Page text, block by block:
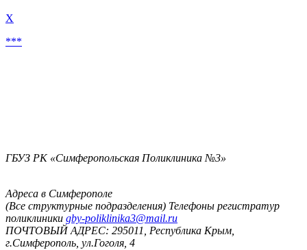
Х
***
ГБУЗ РК «Симферопольская Поликлиника №3»
Адреса в Симферополе
(Все структурные подразделения) Телефоны регистратур
поликлиники gby-poliklinika3@mail.ru
ПОЧТОВЫЙ АДРЕС: 295011, Республика Крым,
г.Симферополь, ул.Гоголя, 4